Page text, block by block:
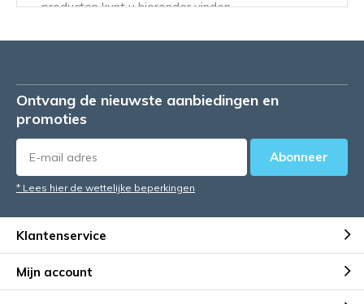
producten kunt u hieronder vinden.
Prijstangen
Folderstandaard
Folderhouders
Volgnummersystemen
Winkelmandjes
Stoepborden
Kassarollen
Vloerstandaards
Loterijboxen
Kwalitatieve winkelmaterialen
Ontvang de nieuwste aanbiedingen en
promoties
Abonneer
* Lees hier de wettelijke beperkingen
Klantenservice
Mijn account